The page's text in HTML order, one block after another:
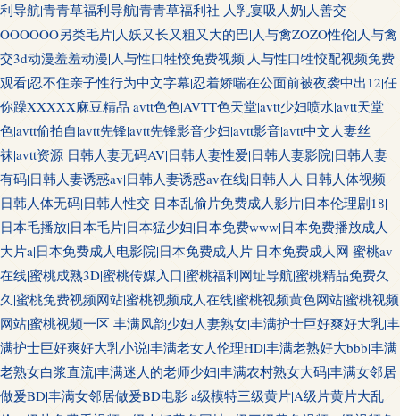
利导航|青青草福利导航|青青草福利社 人乳宴吸人奶|人善交
OOOOOO另类毛片|人妖又长又粗又大的巴|人与禽ZOZO性伦|人与禽
交3d动漫羞羞动漫|人与性口牲恔免费视频|人与性口牲恔配视频免费
观看|忍不住亲子性行为中文字幕|忍着娇喘在公面前被夜袭中出12|任
你躁XXXXX麻豆精品 avtt色色|AVTT色天堂|avtt少妇喷水|avtt天堂
色|avtt偷拍自|avtt先锋|avtt先锋影音少妇|avtt影音|avtt中文人妻丝
袜|avtt资源 日韩人妻无码AV|日韩人妻性爱|日韩人妻影院|日韩人妻
有码|日韩人妻诱惑av|日韩人妻诱惑av在线|日韩人人|日韩人体视频|
日韩人体无码|日韩人性交 日本乱偷片免费成人影片|日本伦理剧18|
日本毛播放|日本毛片|日本猛少妇|日本免费www|日本免费播放成人
大片a|日本免费成人电影院|日本免费成人片|日本免费成人网 蜜桃av
在线|蜜桃成熟3D|蜜桃传媒入口|蜜桃福利网址导航|蜜桃精品免费久
久|蜜桃免费视频网站|蜜桃视频成人在线|蜜桃视频黄色网站|蜜桃视频
网站|蜜桃视频一区 丰满风韵少妇人妻熟女|丰满护士巨好爽好大乳|丰
满护士巨好爽好大乳小说|丰满老女人伦理HD|丰满老熟好大bbb|丰满
老熟女白浆直流|丰满迷人的老师少妇|丰满农村熟女大码|丰满女邻居
做爰BD|丰满女邻居做爰BD电影 a级模特三级黄片|A级片黄片大乱